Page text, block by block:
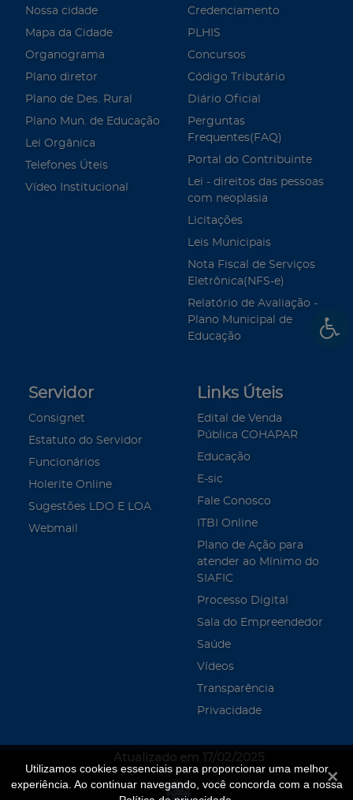
Utilizamos cookies essenciais para proporcionar uma melhor
experiência. Ao continuar navegando, você concorda com a nossa
Nossa cidade
Mapa da Cidade
Organograma
Plano diretor
Plano de Des. Rural
Plano Mun. de Educação
Lei Orgânica
Telefones Úteis
Vídeo Institucional
Credenciamento
PLHIS
Concursos
Código Tributário
Diário Oficial
Perguntas
Frequentes(FAQ)
Portal do Contribuinte
Lei - direitos das pessoas
com neoplasia
Licitações
Leis Municipais
Nota Fiscal de Serviços
Eletrônica(NFS-e)
Relatório de Avaliação -
Plano Municipal de
Educação
Servidor
Consignet
Estatuto do Servidor
Funcionários
Holerite Online
Sugestões LDO E LOA
Webmail
Links Úteis
Edital de Venda
Pública COHAPAR
Educação
E-sic
Fale Conosco
ITBI Online
Plano de Ação para
atender ao Mínimo do
SIAFIC
Processo Digital
Sala do Empreendedor
Saúde
Vídeos
Transparência
Privacidade
Atualizado em 17/02/2025